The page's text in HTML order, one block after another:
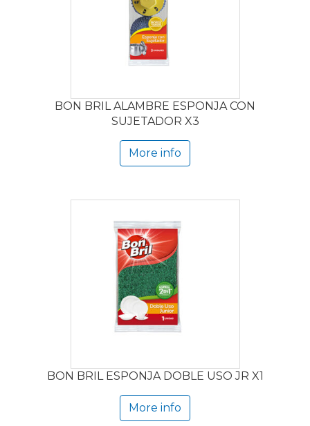
BON BRIL ALAMBRE ESPONJA CON
SUJETADOR X3
More info
BON BRIL ESPONJA DOBLE USO JR X1
More info